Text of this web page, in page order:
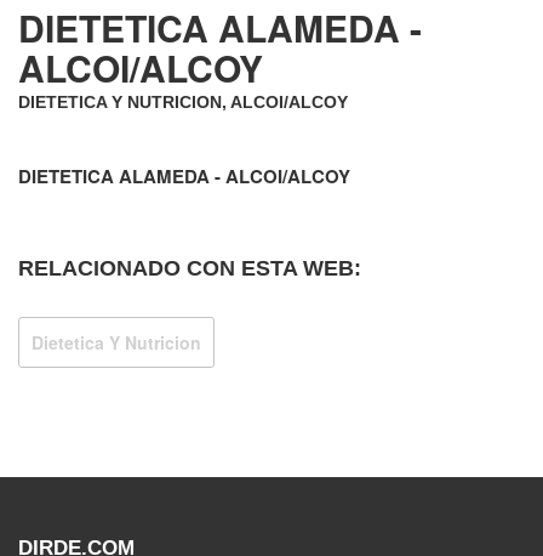
DIETETICA ALAMEDA -
ALCOI/ALCOY
DIETETICA Y NUTRICION, ALCOI/ALCOY
DIETETICA ALAMEDA - ALCOI/ALCOY
RELACIONADO CON ESTA WEB:
Dietetica Y Nutricion
DIRDE.COM